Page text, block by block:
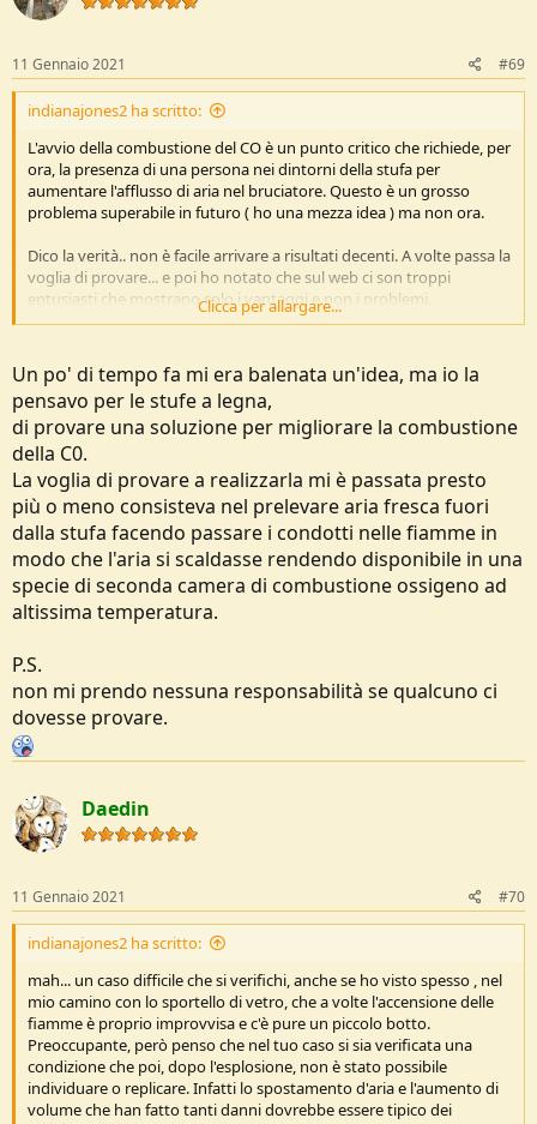
11 Gennaio 2021 #69
indianajones2 ha scritto:
L'avvio della combustione del CO è un punto critico che richiede, per
ora, la presenza di una persona nei dintorni della stufa per
aumentare l'afflusso di aria nel bruciatore. Questo è un grosso
problema superabile in futuro ( ho una mezza idea ) ma non ora.
Dico la verità.. non è facile arrivare a risultati decenti. A volte passa la
voglia di provare... e poi ho notato che sul web ci son troppi
entusiasti che mostrano solo i vantaggi e non i problemi.
spegne, si genera un fumogeno eccezionale , da scappare fuori
avvolti nella nebbia !
è una specie di fumo vaporoso ( H20 di cui alla formula in alto) ricco
di CO ed è pericoloso. ..
Clicca per allargare...
Un po' di tempo fa mi era balenata un'idea, ma io la
pensavo per le stufe a legna,
di provare una soluzione per migliorare la combustione
della C0.
La voglia di provare a realizzarla mi è passata presto
più o meno consisteva nel prelevare aria fresca fuori
dalla stufa facendo passare i condotti nelle fiamme in
modo che l'aria si scaldasse rendendo disponibile in una
specie di seconda camera di combustione ossigeno ad
altissima temperatura.
P.S.
non mi prendo nessuna responsabilità se qualcuno ci
dovesse provare.
Daedin
11 Gennaio 2021 #70
indianajones2 ha scritto:
mah... un caso difficile che si verifichi, anche se ho visto spesso , nel
mio camino con lo sportello di vetro, che a volte l'accensione delle
fiamme è proprio improvvisa e c'è pure un piccolo botto.
Preoccupante, però penso che nel tuo caso si sia verificata una
condizione che poi, dopo l'esplosione, non è stato possibile
individuare o replicare. Infatti lo spostamento d'aria e l'aumento di
volume che han fatto tanti danni dovrebbe essere tipico dei